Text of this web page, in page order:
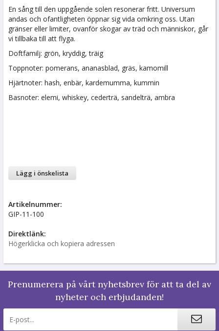
En sång till den uppgående solen resonerar fritt. Universum
andas och ofantligheten öppnar sig vida omkring oss. Utan
gränser eller limiter, ovanför skogar av träd och människor, går
vi tillbaka till att flyga.
Doftfamilj: grön, kryddig, träig
Toppnoter: pomerans, ananasblad, gräs, kamomill
Hjärtnoter: hash, enbär, kardemumma, kummin
Basnoter: elemi, whiskey, cederträ, sandelträ, ambra
Lägg i önskelista
Artikelnummer:
GIP-11-100
Direktlänk:
Högerklicka och kopiera adressen
Prenumerera på vårt nyhetsbrev för att ta del av
nyheter och erbjudanden!